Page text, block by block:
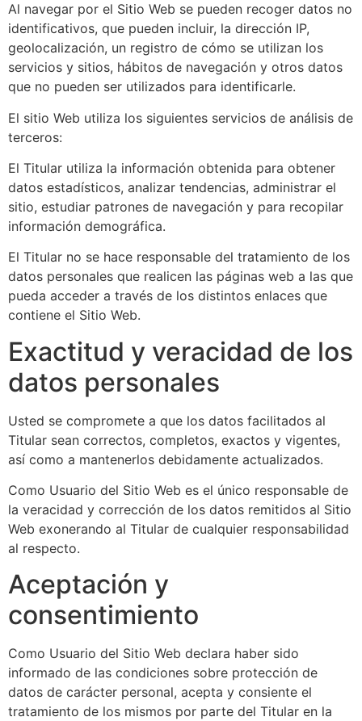
Al navegar por el Sitio Web se pueden recoger datos no
identificativos, que pueden incluir, la dirección IP,
geolocalización, un registro de cómo se utilizan los
servicios y sitios, hábitos de navegación y otros datos
que no pueden ser utilizados para identificarle.
El sitio Web utiliza los siguientes servicios de análisis de
terceros:
El Titular utiliza la información obtenida para obtener
datos estadísticos, analizar tendencias, administrar el
sitio, estudiar patrones de navegación y para recopilar
información demográfica.
El Titular no se hace responsable del tratamiento de los
datos personales que realicen las páginas web a las que
pueda acceder a través de los distintos enlaces que
contiene el Sitio Web.
Exactitud y veracidad de los
datos personales
Usted se compromete a que los datos facilitados al
Titular sean correctos, completos, exactos y vigentes,
así como a mantenerlos debidamente actualizados.
Como Usuario del Sitio Web es el único responsable de
la veracidad y corrección de los datos remitidos al Sitio
Web exonerando al Titular de cualquier responsabilidad
al respecto.
Aceptación y
consentimiento
Como Usuario del Sitio Web declara haber sido
informado de las condiciones sobre protección de
datos de carácter personal, acepta y consiente el
tratamiento de los mismos por parte del Titular en la